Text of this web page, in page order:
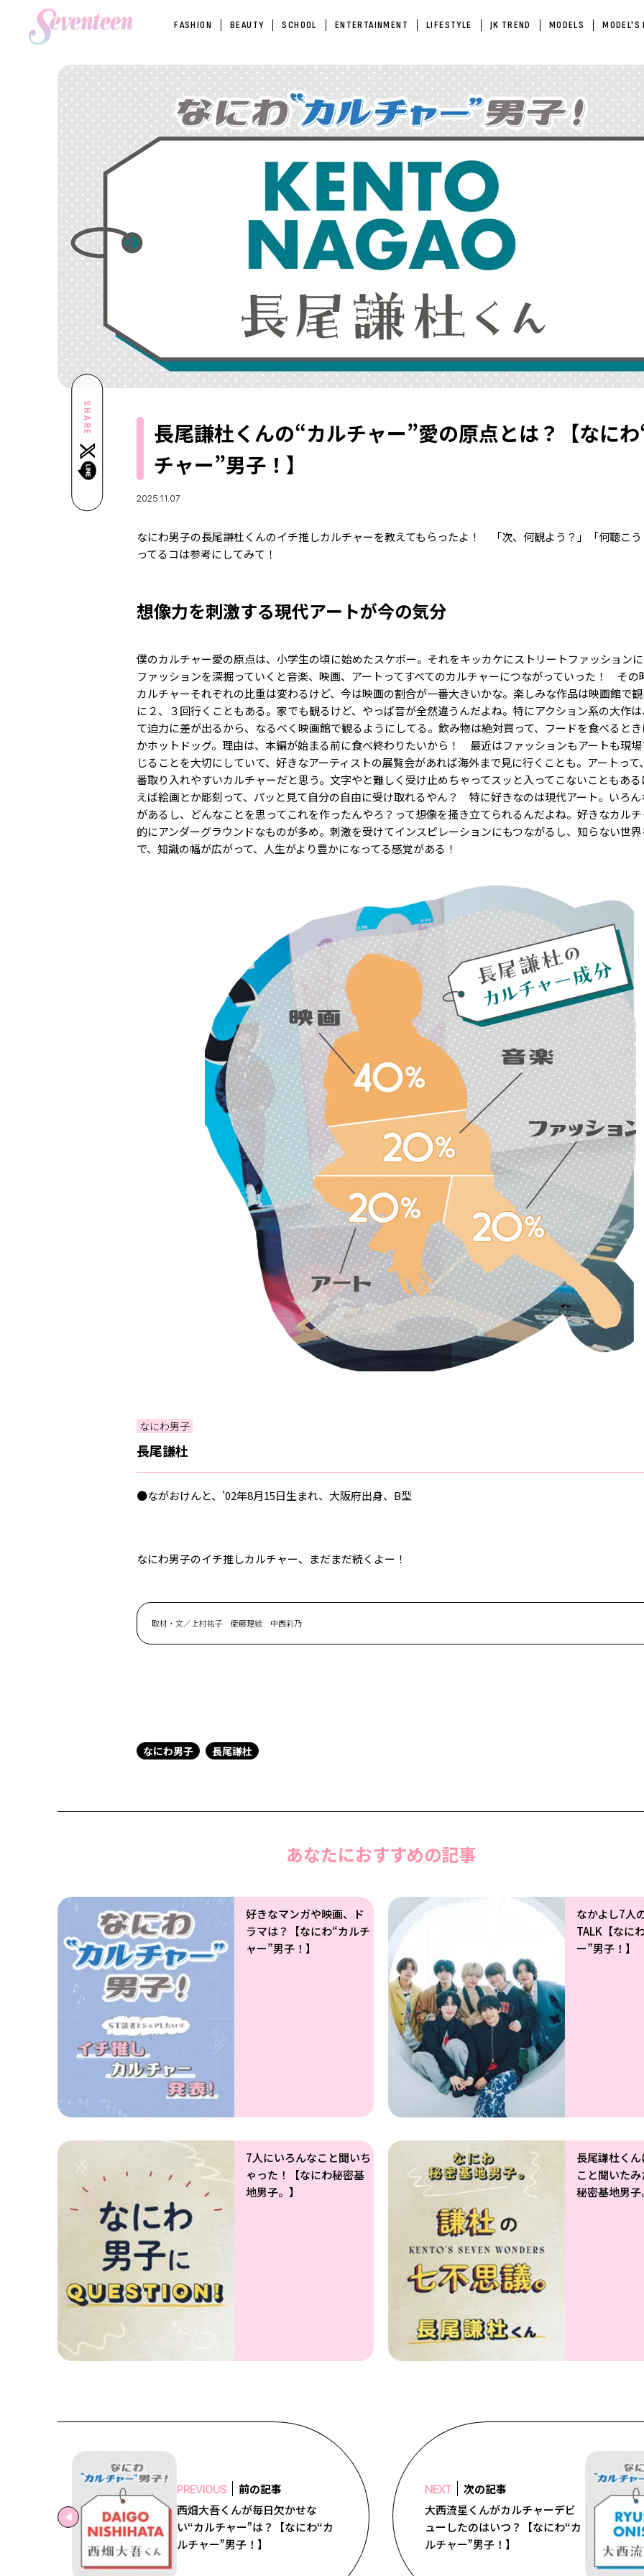
FASHION BEAUTY SCHOOL ENTERTAINMENT LIFESTYLE JK TREND MODELS MODEL'S
SHARE
長尾謙杜くんの“カルチャー”愛の原点とは？【なに
チャー”男子！】
2025.11.07
なにわ男子の長尾謙杜くんのイチ推しカルチャーを教えてもらったよ！ 「次、何観よう？」「何聴こ
ってるコは参考にしてみて！
想像力を刺激する現代アートが今の気分
僕のカルチャー愛の原点は、小学生の頃に始めたスケボー。それをキッカケにストリートファッションに
ファッションを深掘っていくと音楽、映画、アートってすべてのカルチャーにつながっていった！ その
カルチャーそれぞれの比重は変わるけど、今は映画の割合が一番大きいかな。楽しみな作品は映画館で
に２、３回行くこともある。家でも観るけど、やっぱ音が全然違うんだよね。特にアクション系の大作
て迫力に差が出るから、なるべく映画館で観るようにしてる。飲み物は絶対買って、フードを食べると
かホットドッグ。理由は、本編が始まる前に食べ終わりたいから！ 最近はファッションもアートも現
じることを大切にしていて、好きなアーティストの展覧会があれば海外まで見に行くことも。アートって
番取り入れやすいカルチャーだと思う。文字やと難しく受け止めちゃってスッと入ってこないこともある
えば絵画とか彫刻って、パッと見て自分の自由に受け取れるやん？ 特に好きなのは現代アート。いろ
があるし、どんなことを思ってこれを作ったんやろ？って想像を掻き立てられるんだよね。好きなカル
的にアンダーグラウンドなものが多め。刺激を受けてインスピレーションにもつながるし、知らない世
で、知識の幅が広がって、人生がより豊かになってる感覚がある！
なにわ男子
長尾謙杜
●ながおけんと、'02年8月15日生まれ、大阪府出身、B型
なにわ男子のイチ推しカルチャー、まだまだ続くよー！
取材・文／上村祐子 衛藤理絵 中西彩乃
なにわ男子 長尾謙杜
あなたにおすすめの記事
好きなマンガや映画、ド
ラマは？【なにわ“カルチ
ャー”男子！】
なかよし7人
TALK【なに
ー”男子！】
7人にいろんなこと聞いち
ゃった！【なにわ秘密基
地男子。】
長尾謙杜く
こと聞いた
秘密基地男子
PREVIOUS
前の記事
西畑大吾くんが毎日欠かせな
い“カルチャー”は？【なにわ“カ
ルチャー”男子！】
NEXT
次の記事
大西流星くんがカルチャーデビ
ューしたのはいつ？【なにわ“カ
ルチャー”男子！】